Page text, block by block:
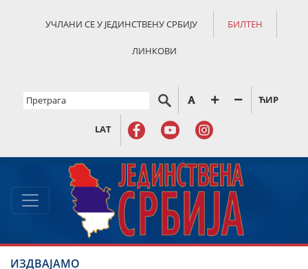
УЧЛАНИ СЕ У ЈЕДИНСТВЕНУ СРБИЈУ БИЛТЕН
ЛИНКОВИ
ЋИР
LAT
ИЗДВАЈАМО